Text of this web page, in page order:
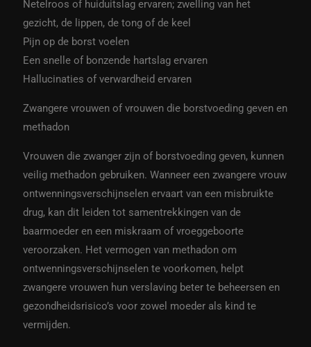
Netelroos of huiduitslag ervaren; zwelling van het
gezicht, de lippen, de tong of de keel
Pijn op de borst voelen
Een snelle of bonzende hartslag ervaren
Hallucinaties of verwardheid ervaren
Zwangere vrouwen of vrouwen die borstvoeding geven en
methadon
Vrouwen die zwanger zijn of borstvoeding geven, kunnen
veilig methadon gebruiken. Wanneer een zwangere vrouw
ontwenningsverschijnselen ervaart van een misbruikte
drug, kan dit leiden tot samentrekkingen van de
baarmoeder en een miskraam of vroeggeboorte
veroorzaken. Het vermogen van methadon om
ontwenningsverschijnselen te voorkomen, helpt
zwangere vrouwen hun verslaving beter te beheersen en
gezondheidsrisico’s voor zowel moeder als kind te
vermijden.